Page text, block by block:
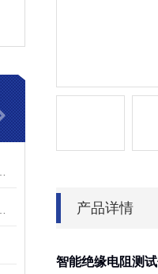
产品详情
智能绝缘电阻测